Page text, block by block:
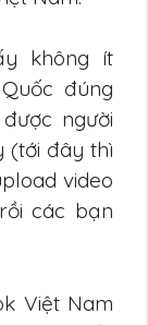
không ít
đúng
người
(tới đây thì
video
các bạn
Việt Nam